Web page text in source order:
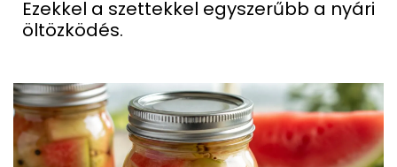
Ezekkel a szettekkel egyszerűbb a nyári
öltözködés.